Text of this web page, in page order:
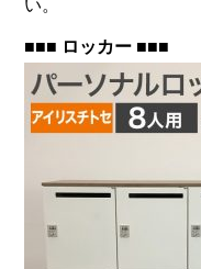
い。
■■■ ロッカー ■■■